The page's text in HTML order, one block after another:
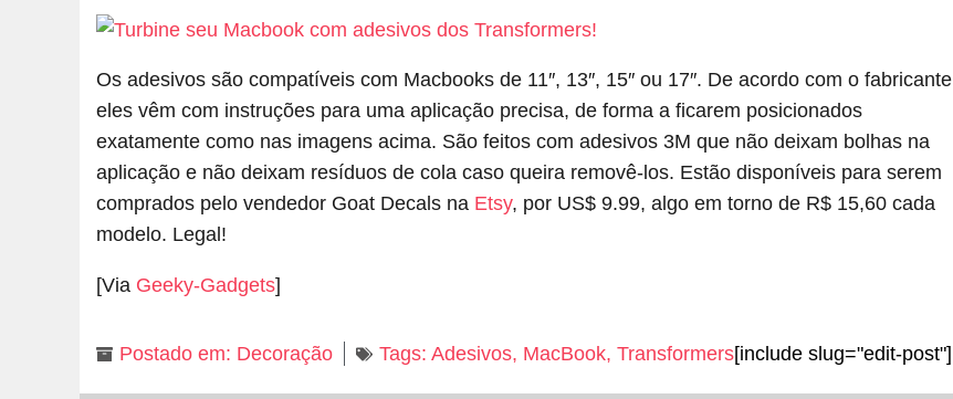
Os adesivos são compatíveis com Macbooks de 11″, 13″, 15″ ou 17″. De acordo com o fabricante
eles vêm com instruções para uma aplicação precisa, de forma a ficarem posicionados
exatamente como nas imagens acima. São feitos com adesivos 3M que não deixam bolhas na
aplicação e não deixam resíduos de cola caso queira removê-los. Estão disponíveis para serem
comprados pelo vendedor Goat Decals na Etsy, por US$ 9.99, algo em torno de R$ 15,60 cada
modelo. Legal!
[Via Geeky-Gadgets]
Postado em: Decoração Tags: Adesivos, MacBook, Transformers[include slug="edit-post"]